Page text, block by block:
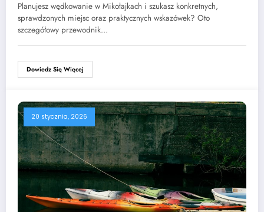
Planujesz wędkowanie w Mikołajkach i szukasz konkretnych,
sprawdzonych miejsc oraz praktycznych wskazówek? Oto
szczegółowy przewodnik…
Dowiedz Się Więcej
20 stycznia, 2026